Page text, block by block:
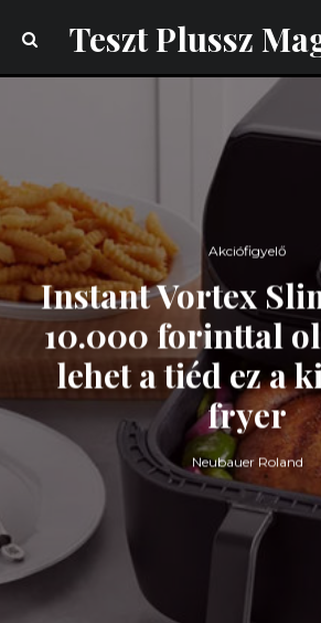
Teszt Plussz
Akciófigyelő
Instant Vortex
10.000 forinttal
lehet a tiéd ez a
fryer
Neubauer Roland